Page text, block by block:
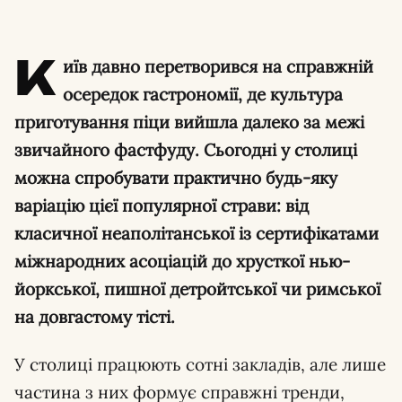
К иїв давно перетворився на справжній
осередок гастрономії, де культура
приготування піци вийшла далеко за межі
звичайного фастфуду. Сьогодні у столиці
можна спробувати практично будь-яку
варіацію цієї популярної страви: від
класичної неаполітанської із сертифікатами
міжнародних асоціацій до хрусткої нью-
йоркської, пишної детройтської чи римської
на довгастому тісті.
У столиці працюють сотні закладів, але лише
частина з них формує справжні тренди,